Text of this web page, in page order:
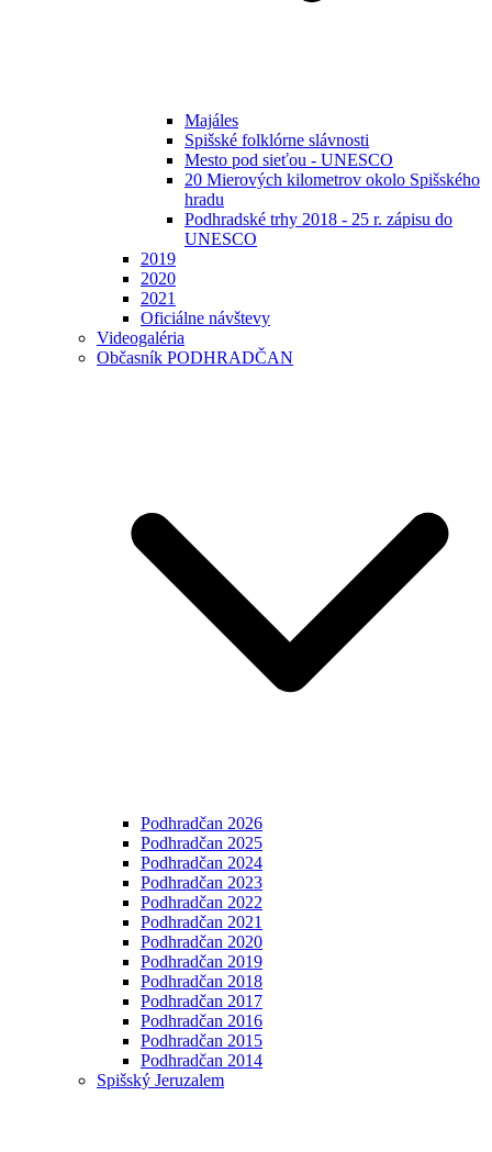
Majáles
Spišské folklórne slávnosti
Mesto pod sieťou - UNESCO
20 Mierových kilometrov okolo Spišského
hradu
Podhradské trhy 2018 - 25 r. zápisu do
UNESCO
2019
2020
2021
Oficiálne návštevy
Videogaléria
Občasník PODHRADČAN
Podhradčan 2026
Podhradčan 2025
Podhradčan 2024
Podhradčan 2023
Podhradčan 2022
Podhradčan 2021
Podhradčan 2020
Podhradčan 2019
Podhradčan 2018
Podhradčan 2017
Podhradčan 2016
Podhradčan 2015
Podhradčan 2014
Spišský Jeruzalem